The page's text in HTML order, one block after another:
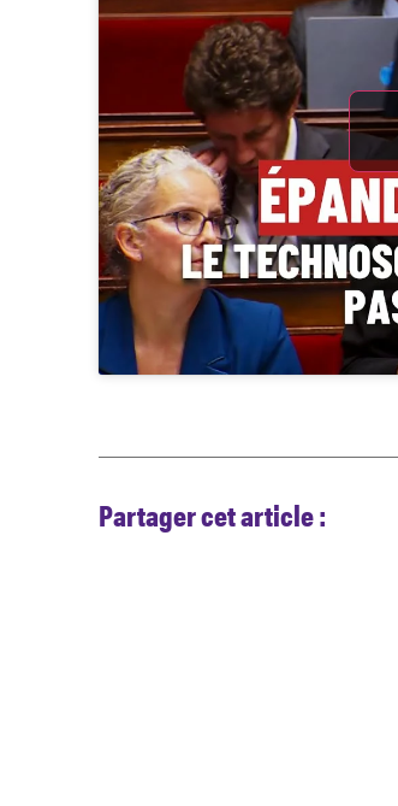
Partager cet article :